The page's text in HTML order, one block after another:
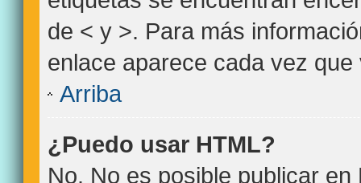
de < y >. Para más
enlace aparece cada vez
Arriba
¿Puedo usar HTML?
No. No es posible publicar